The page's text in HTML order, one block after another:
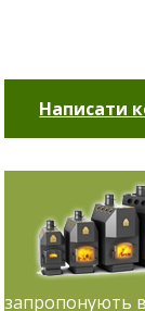
Написати
запропонують